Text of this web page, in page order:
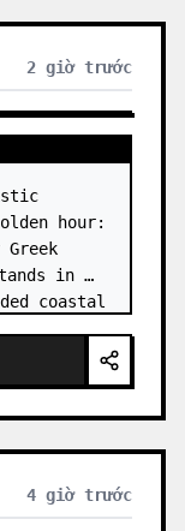
2 giờ trước
hour:
in
coastal
4 giờ trước